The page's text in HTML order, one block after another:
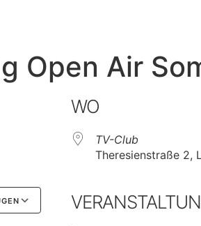
Open Air
WO
TV-Club
Theresienstraße 2,